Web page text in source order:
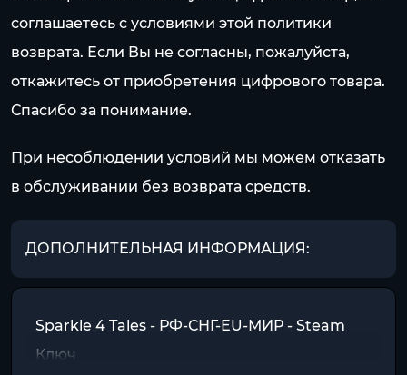
соглашаетесь с условиями этой политики
возврата. Если Вы не согласны, пожалуйста,
откажитесь от приобретения цифрового товара.
Спасибо за понимание.
При несоблюдении условий мы можем отказать
в обслуживании без возврата средств.
ДОПОЛНИТЕЛЬНАЯ ИНФОРМАЦИЯ:
Sparkle 4 Tales - РФ-СНГ-EU-МИР - Steam
Ключ